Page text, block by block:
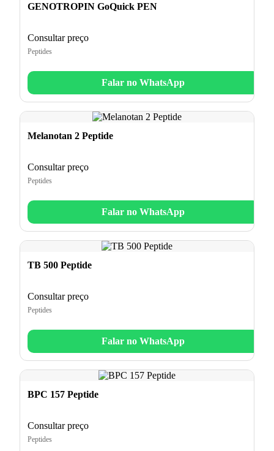
GENOTROPIN GoQuick PEN
Consultar preço
Peptides
Falar no WhatsApp
Melanotan 2 Peptide
Consultar preço
Peptides
Falar no WhatsApp
TB 500 Peptide
Consultar preço
Peptides
Falar no WhatsApp
BPC 157 Peptide
Consultar preço
Peptides